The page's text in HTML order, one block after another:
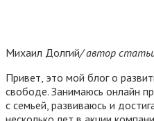
Михаил Долгий/ автор
Привет, это мой блог о
свободе. Занимаюсь онлайн
с семьей, развиваюсь и